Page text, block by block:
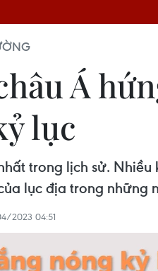
Á
lục
trong lịch sử.
lục địa trong những
2023 04:51